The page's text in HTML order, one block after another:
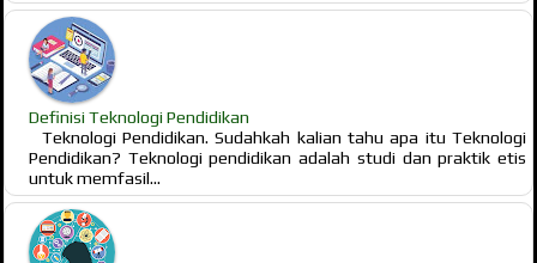
Definisi Teknologi Pendidikan
Teknologi Pendidikan. Sudahkah kalian tahu apa itu Teknologi
Pendidikan? Teknologi pendidikan adalah studi dan praktik etis
untuk memfasil...